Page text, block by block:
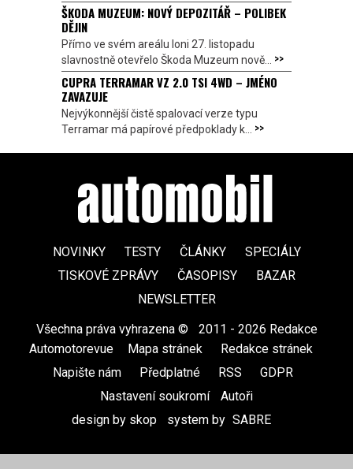
ŠKODA MUZEUM: NOVÝ DEPOZITÁŘ – POLIBEK
DĚJIN
Přímo ve svém areálu loni 27. listopadu
slavnostně otevřelo Škoda Muzeum nově... >>
CUPRA TERRAMAR VZ 2.0 TSI 4WD – JMÉNO
ZAVAZUJE
Nejvýkonnější čistě spalovací verze typu
Terramar má papírové předpoklady k... >>
NOVINKY TESTY ČLÁNKY
SPECIÁLY
TISKOVÉ ZPRÁVY
ČASOPISY
BAZAR
NEWSLETTER
Všechna práva vyhrazena ©
2011 - 2026 Redakce
Automotorevue
Mapa stránek Redakce stránek
Napište nám
Předplatné RSS GDPR
Nastavení soukromí
Autoři
design by skop
system by SABRE